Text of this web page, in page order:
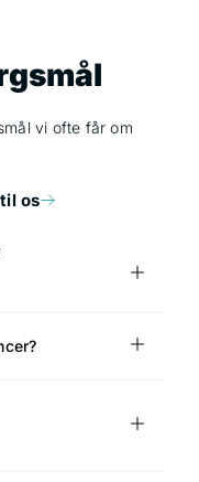
vi ofte får om
os